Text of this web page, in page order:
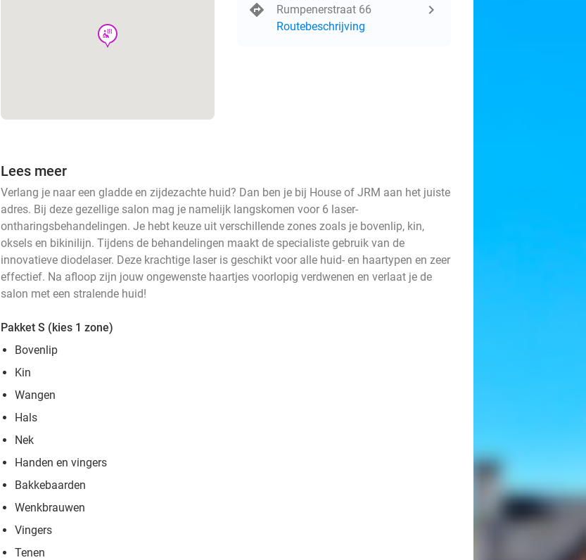
wellness
Rumpenerstraat 66
Routebeschrijving
Lees meer
Verlang je naar een gladde en zijdezachte huid? Dan ben je bij House of JRM aan het juiste
adres. Bij deze gezellige salon mag je namelijk langskomen voor 6 laser-
ontharingsbehandelingen. Je hebt keuze uit verschillende zones zoals je bovenlip, kin,
oksels en bikinilijn. Tijdens de behandelingen maakt de specialiste gebruik van de
innovatieve diodelaser. Deze krachtige laser is geschikt voor alle huid- en haartypen en zeer
effectief. Na afloop zijn jouw ongewenste haartjes voorlopig verdwenen en verlaat je de
salon met een stralende huid!
Pakket S (kies 1 zone)
Bovenlip
Kin
Wangen
Hals
Nek
Handen en vingers
Bakkebaarden
Wenkbrauwen
Vingers
Tenen